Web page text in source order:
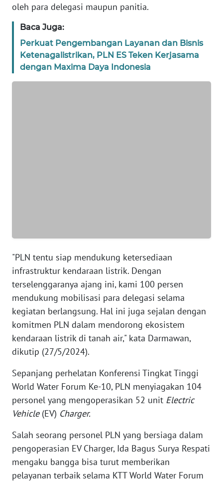
oleh para delegasi maupun panitia.
Baca Juga:
Perkuat Pengembangan Layanan dan Bisnis
Ketenagalistrikan, PLN ES Teken Kerjasama
dengan Maxima Daya Indonesia
"PLN tentu siap mendukung ketersediaan
infrastruktur kendaraan listrik. Dengan
terselenggaranya ajang ini, kami 100 persen
mendukung mobilisasi para delegasi selama
kegiatan berlangsung. Hal ini juga sejalan dengan
komitmen PLN dalam mendorong ekosistem
kendaraan listrik di tanah air," kata Darmawan,
dikutip (27/5/2024).
Sepanjang perhelatan Konferensi Tingkat Tinggi
World Water Forum Ke-10, PLN menyiagakan 104
personel yang mengoperasikan 52 unit Electric
Vehicle(EV) Charger.
Salah seorang personel PLN yang bersiaga dalam
pengoperasian EV Charger, Ida Bagus Surya Respati
mengaku bangga bisa turut memberikan
pelayanan terbaik selama KTT World Water Forum
WN
SUMUT
WN
JAKARTA
WN
PAPUA
WN
RIAU
WN
WN
JAMBI
SULTRA
WN
NTB